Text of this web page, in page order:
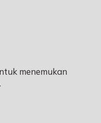
menemukan